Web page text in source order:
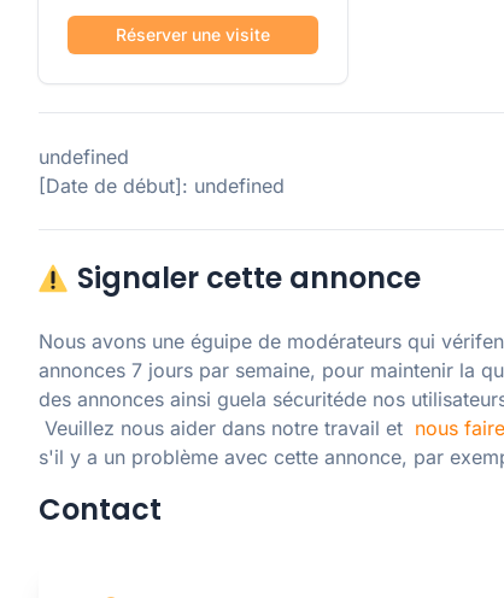
Réserver une visite
undefined
[Date de début]: undefined
Signaler cette annonce
Nous avons une éguipe de modérateurs qui
annonces 7 jours par semaine, pour maintenir la
des annonces ainsi guela sécuritéde nos
Veuillez nous aider dans notre travail et nous
s'il y a un problème avec cette annonce, par
Contact